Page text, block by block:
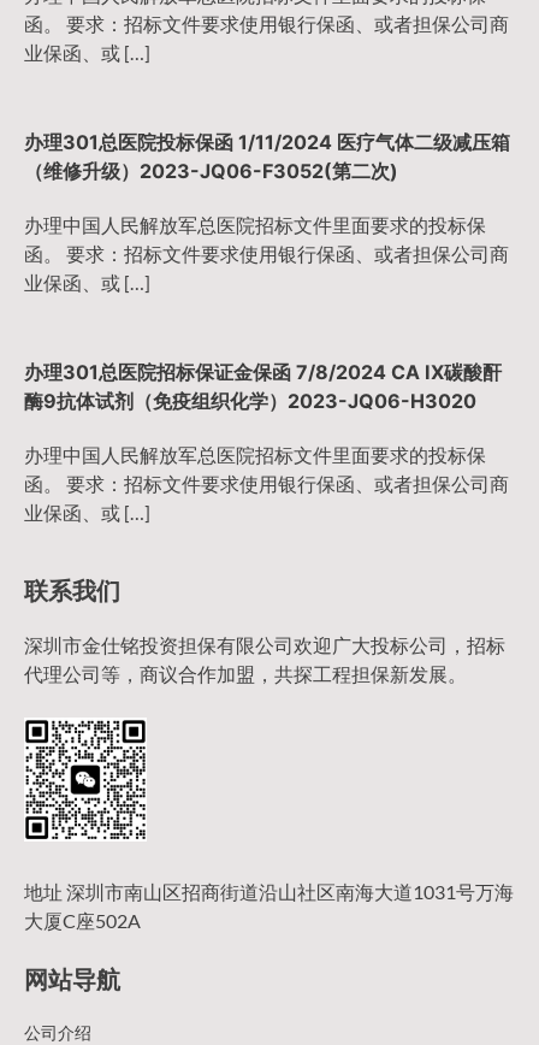
函。 要求：招标文件要求使用银行保函、或者担保公司商
业保函、或 […]
办理301总医院投标保函 1/11/2024 医疗气体二级减压箱
（维修升级）2023-JQ06-F3052(第二次)
办理中国人民解放军总医院招标文件里面要求的投标保
函。 要求：招标文件要求使用银行保函、或者担保公司商
业保函、或 […]
办理301总医院招标保证金保函 7/8/2024 CA IX碳酸酐
酶9抗体试剂（免疫组织化学）2023-JQ06-H3020
办理中国人民解放军总医院招标文件里面要求的投标保
函。 要求：招标文件要求使用银行保函、或者担保公司商
业保函、或 […]
联系我们
深圳市金仕铭投资担保有限公司欢迎广大投标公司，招标
代理公司等，商议合作加盟，共探工程担保新发展。
地址 深圳市南山区招商街道沿山社区南海大道1031号万海
大厦C座502A
网站导航
公司介绍